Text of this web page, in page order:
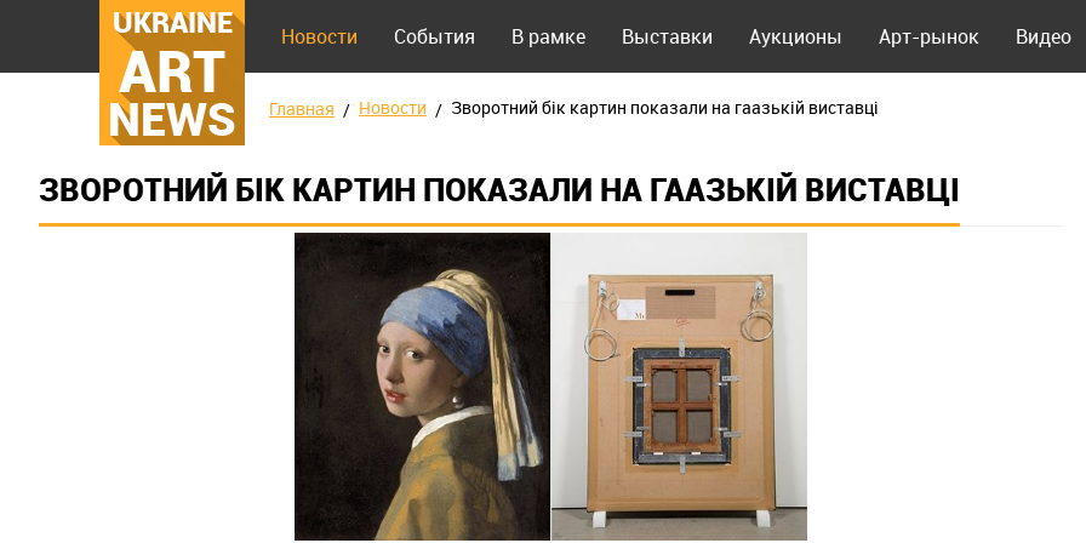
UKRAINE
ART
NEWS
Новости События В рамке Выставки Аукционы Арт-рынок Видео
Главная Новости Зворотний бік картин показали на гаазькій виставці
ЗВОРОТНИЙ БІК КАРТИН ПОКАЗАЛИ НА ГААЗЬКІЙ ВИСТАВЦІ